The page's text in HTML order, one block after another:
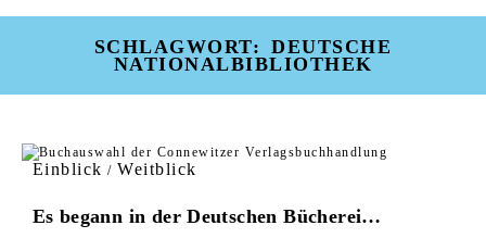
SCHLAGWORT:
DEUTSCHE
NATIONALBIBLIOTHEK
Einblick / Weitblick
Es begann in der Deutschen Bücherei…